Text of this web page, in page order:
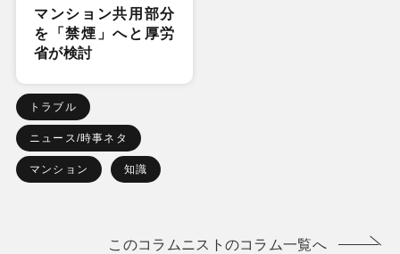
マンション共用部分
を「禁煙」へと厚労
省が検討
トラブル
ニュース/時事ネタ
マンション 知識
このコラムニストのコラム一覧へ